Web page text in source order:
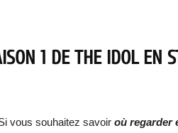
1 DE THE IDOL EN
vous souhaitez savoir où regarder